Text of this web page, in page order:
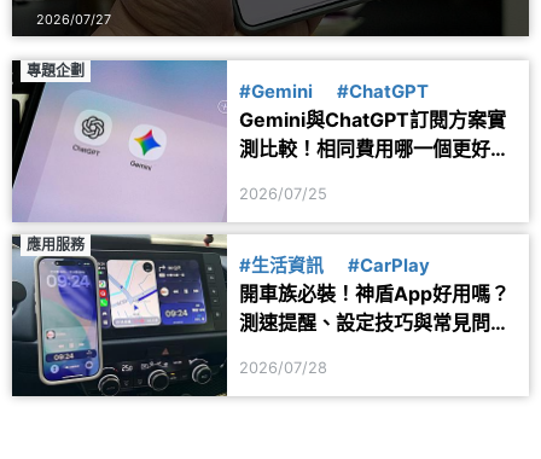
2026/07/27
專題企劃
#Gemini #ChatGPT
Gemini與ChatGPT訂閱方案實
測比較！相同費用哪一個更好
2026/07/25
應用服務
#生活資訊 #CarPlay
開車族必裝！神盾App好用嗎？
測速提醒、設定技巧與常見問題
2026/07/28